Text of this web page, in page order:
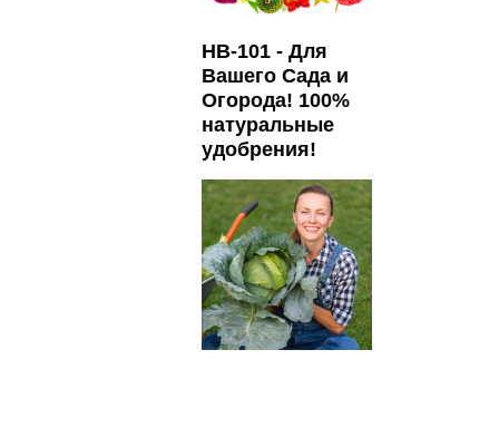
HB-101 - Для
Вашего Сада и
Огорода! 100%
натуральные
удобрения!